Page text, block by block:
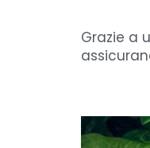
Grazie a